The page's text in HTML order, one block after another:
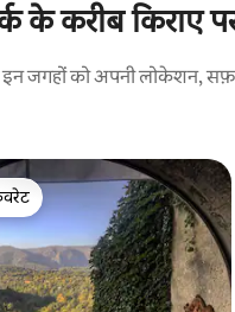
के करीब
जगहों को अपनी लोकेशन,